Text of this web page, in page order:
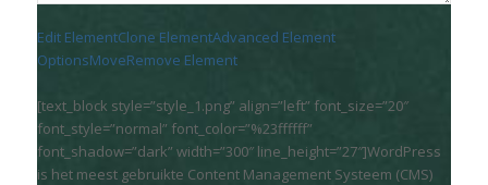
Edit ElementClone ElementAdvanced Element
OptionsMoveRemove Element
[text_block style=”style_1.png” align=”left” font_size=”20″
font_style=”normal” font_color=”%23ffffff”
font_shadow=”dark” width=”300″ line_height=”27″]WordPress
is het meest gebruikte Content Management Systeem (CMS)